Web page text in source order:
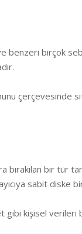
birçok
çerçevesinde
bir tür
sabit
kişisel verileri